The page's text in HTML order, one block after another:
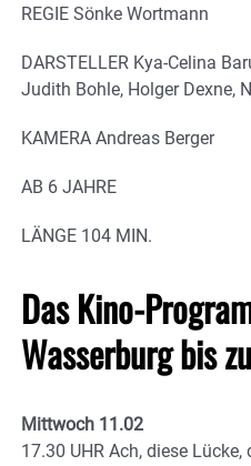
REGIE Sönke Wortmann
DARSTELLER Kya-Celina
Judith Bohle, Holger Dexne,
KAMERA Andreas Berger
AB 6 JAHRE
LÄNGE 104 MIN.
Das Kino-
Wasserburg bis
Mittwoch 11.02
17.30 UHR Ach, diese